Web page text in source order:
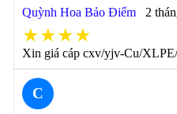
Quỳnh Hoa Bảo Điểm 2
★★★★
Xin giá cáp cxv/yjv-Cu/
C